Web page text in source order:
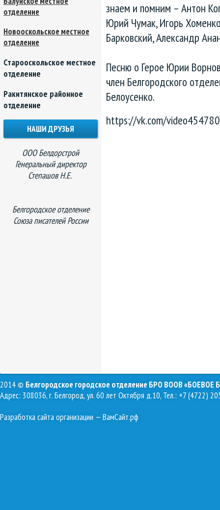
знаем и помним – Антон
Юрий Чумак, Игорь
Барковский, Александр
Песню о Герое Юрии
член Белгородского
Белоусенко.
https://vk.com/
отделение
Новооскольское местное
отделение
Старооскольское местное
отделение
Ракитянское районное
отделение
НАШИ ДРУЗЬЯ
ООО Белдорстрой
Генеральный директор
Степашов Н.Е.
Белгородское отделение
Союза писателей России
2014 © Белгородское городское отделение БРО ВООВ «БОЕВОЕ
Адрес: 308036, г. Белгород, ул. 60 лет Октября д.10, Тел.: +7 (4722)
Разработка сайта организации — ВамСайт.рф